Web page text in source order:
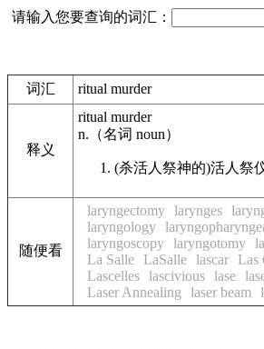
请输入您要查询的词汇：
词汇 ritual murder
释义
ritual murder
n. （名词 noun）
(杀活人祭神的)活人祭
随便看
laryngectomy larynges
laryngology
laryngoscopy laryngotomy
La Salle
LaSalle lascar Las
Lascelles lascivious lase
Laser Annealing
laser beam